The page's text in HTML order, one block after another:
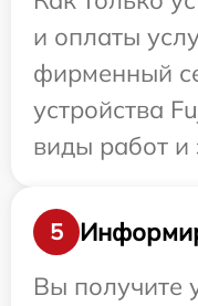
и оплаты
фирменный
устройства
виды работ и
5
Вы получите